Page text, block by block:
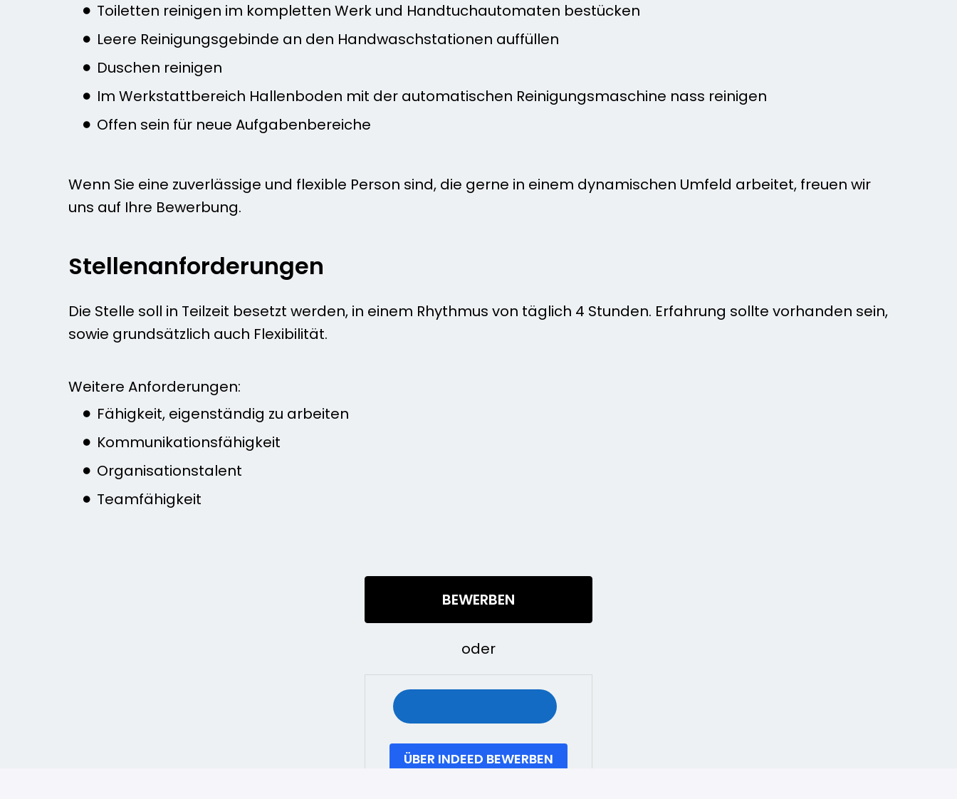
Toiletten reinigen im kompletten Werk und Handtuchautomaten bestücken
Leere Reinigungsgebinde an den Handwaschstationen auffüllen
Duschen reinigen
Im Werkstattbereich Hallenboden mit der automatischen Reinigungsmaschine nass reinigen
Offen sein für neue Aufgabenbereiche
Wenn Sie eine zuverlässige und flexible Person sind, die gerne in einem dynamischen Umfeld arbeitet, freuen wir
uns auf Ihre Bewerbung.
Stellenanforderungen
Die Stelle soll in Teilzeit besetzt werden, in einem Rhythmus von täglich 4 Stunden. Erfahrung sollte vorhanden sein,
sowie grundsätzlich auch Flexibilität.
Weitere Anforderungen:
Fähigkeit, eigenständig zu arbeiten
Kommunikationsfähigkeit
Organisationstalent
Teamfähigkeit
BEWERBEN
oder
ÜBER INDEED BEWERBEN